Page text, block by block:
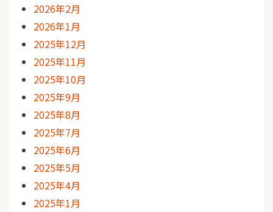
2026年2月
2026年1月
2025年12月
2025年11月
2025年10月
2025年9月
2025年8月
2025年7月
2025年6月
2025年5月
2025年4月
2025年1月